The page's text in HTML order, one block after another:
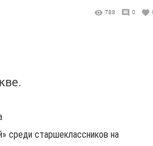
788 0
среди старшеклассников на